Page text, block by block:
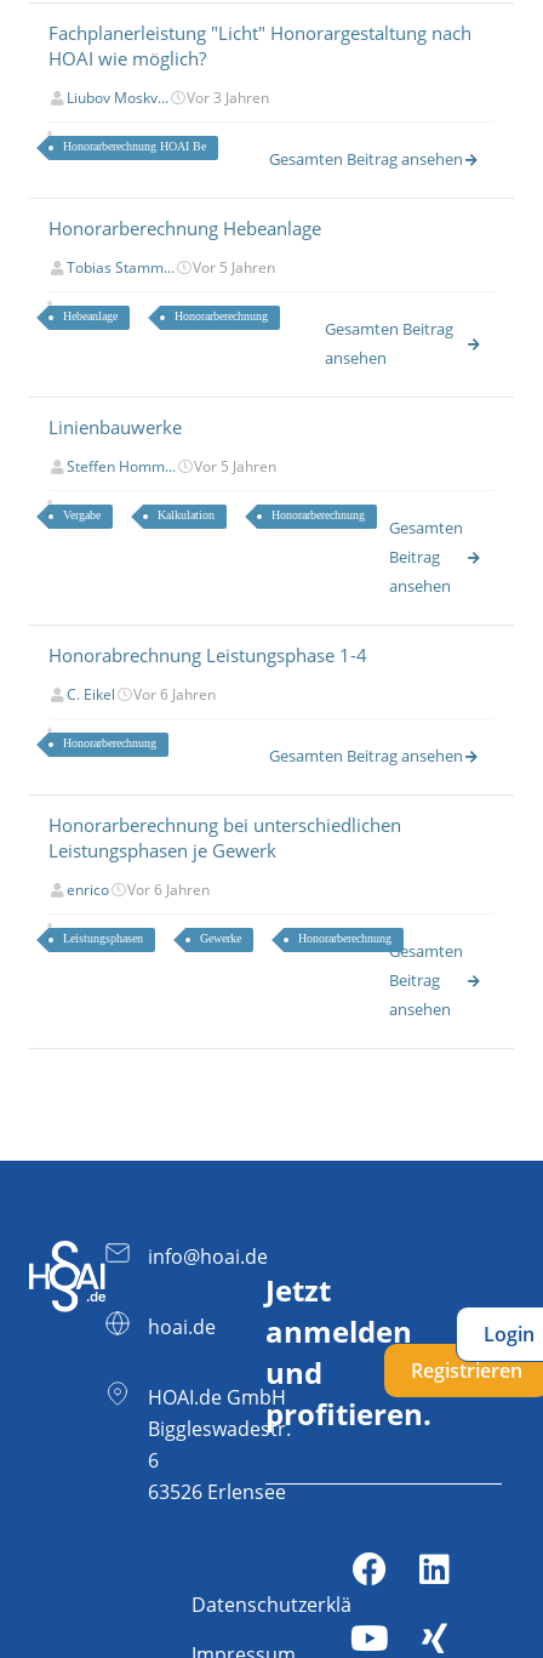
Fachplanerleistung "Licht" Honorargestaltung nach
HOAI wie möglich?
Liubov Moskv... Vor 3 Jahren
Honorarberechnung HOAI Be
Gesamten Beitrag ansehen
Honorarberechnung Hebeanlage
Tobias Stamm... Vor 5 Jahren
Hebeanlage Honorarberechnung
Gesamten Beitrag
ansehen
Linienbauwerke
Steffen Homm... Vor 5 Jahren
Vergabe Kalkulation Honorarberechnung
Gesamten
Beitrag
ansehen
Honorabrechnung Leistungsphase 1-4
C. Eikel Vor 6 Jahren
Honorarberechnung
Gesamten Beitrag ansehen
Honorarberechnung bei unterschiedlichen
Leistungsphasen je Gewerk
enrico Vor 6 Jahren
Leistungsphasen Gewerke Honorarberechnung
Gesamten
Beitrag
ansehen
info@hoai.de
hoai.de
HOAI.de GmbH
Biggleswadestr.
6
63526 Erlensee
Jetzt
anmelden
und
profitieren.
Registrieren
Login
Datenschutzerklärung